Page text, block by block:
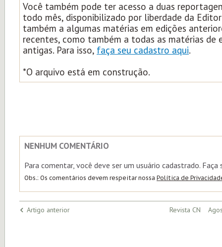
Você também pode ter acesso a duas
todo mês, disponibilizado por liberdade da
também a algumas matérias em edições
recentes, como também a todas as matérias de
antigas. Para isso, faça seu cadastro aqui.
*O arquivo está em construção.
NENHUM COMENTÁRIO
Para comentar, você deve ser um usuário cadastrado. Faça
Obs.: Os comentários devem respeitar nossa Política de
Artigo anterior Revista CN